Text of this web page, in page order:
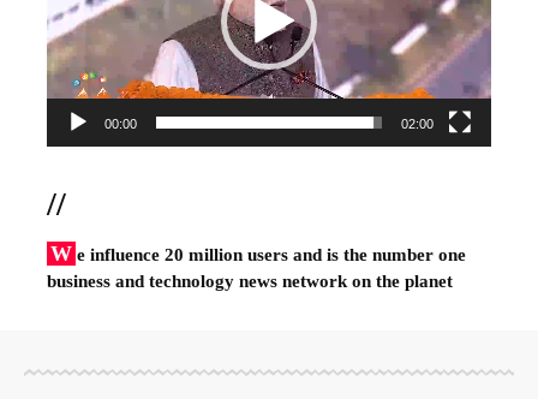
00:00 02:00
//
W e influence 20 million users and is the number one
business and technology news network on the planet